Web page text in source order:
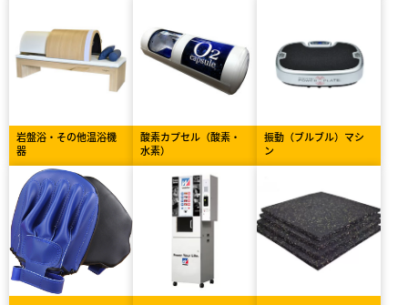
岩盤浴・その他温浴機
器
酸素カプセル（酸素・
水素）
振動（ブルブル）マシ
ン